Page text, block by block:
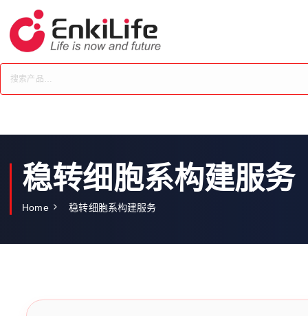
t
c
稳转细胞系构建服务
Home 稳转细胞系构建服务